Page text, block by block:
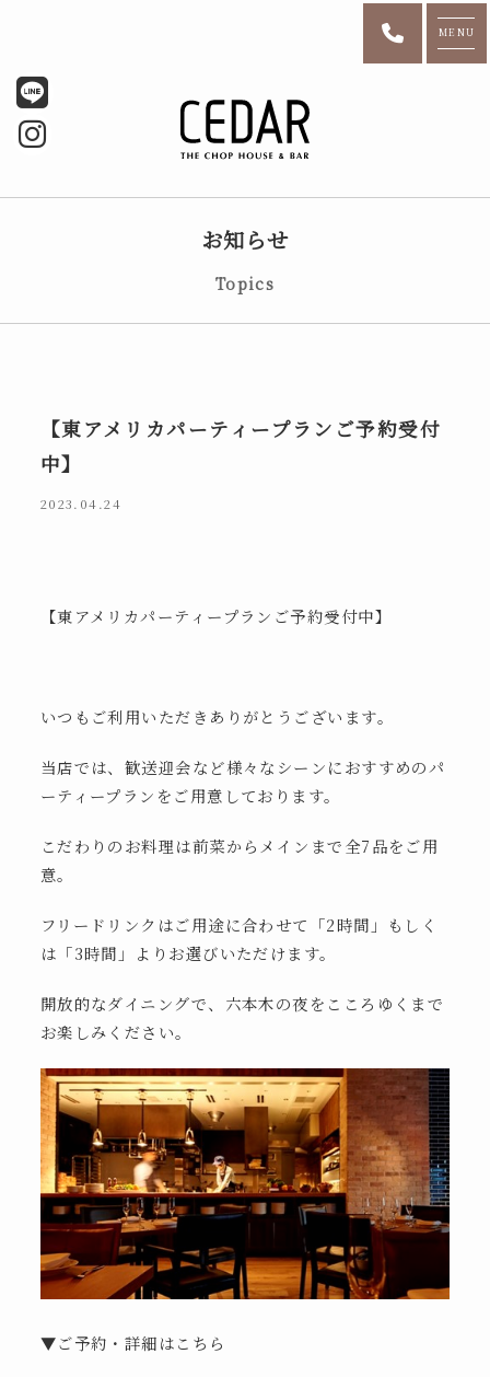
MENU
お知らせ
Topics
【東アメリカパーティープランご予約受付
中】
2023.04.24
【東アメリカパーティープランご予約受付中】
いつもご利用いただきありがとうございます。
当店では、歓送迎会など様々なシーンにおすすめのパ
ーティープランをご用意しております。
こだわりのお料理は前菜からメインまで全7品をご用
意。
フリードリンクはご用途に合わせて「2時間」もしく
は「3時間」よりお選びいただけます。
開放的なダイニングで、六本木の夜をこころゆくまで
お楽しみください。
▼ご予約・詳細はこちら